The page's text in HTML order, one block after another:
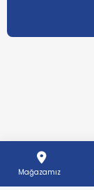
Mağazamız